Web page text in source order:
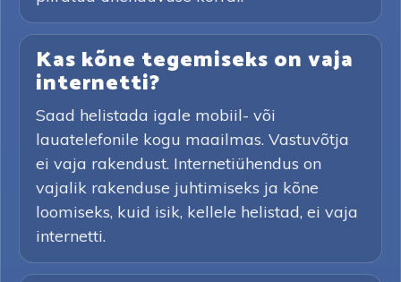
Kas kõne tegemiseks on vaja
internetti?
Saad helistada igale mobiil- või
lauatelefonile kogu maailmas. Vastuvõtja
ei vaja rakendust. Internetiühendus on
vajalik rakenduse juhtimiseks ja kõne
loomiseks, kuid isik, kellele helistad, ei vaja
internetti.